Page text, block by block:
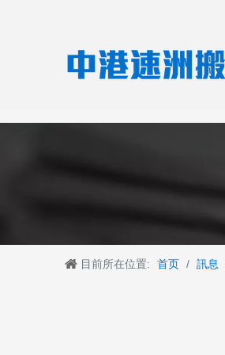
目前所在位置: 首页 / 訊息